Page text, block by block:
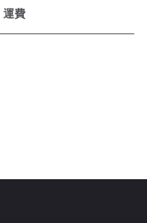
運費